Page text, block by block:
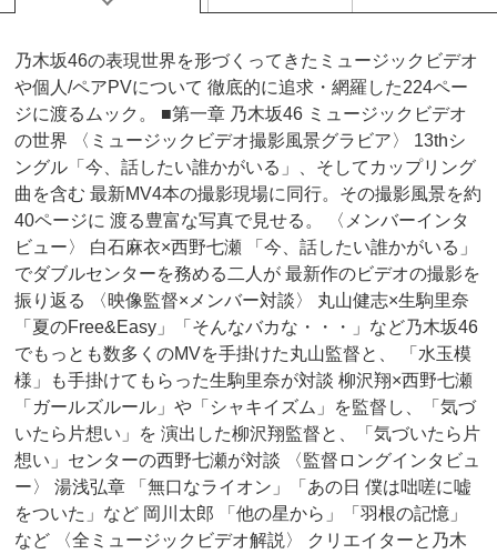
乃木坂46の表現世界を形づくってきたミュージックビデオ
や個人/ペアPVについて 徹底的に追求・網羅した224ペー
ジに渡るムック。 ■第一章 乃木坂46 ミュージックビデオ
の世界 〈ミュージックビデオ撮影風景グラビア〉 13thシ
ングル「今、話したい誰かがいる」、そしてカップリング
曲を含む 最新MV4本の撮影現場に同行。その撮影風景を約
40ページに 渡る豊富な写真で見せる。 〈メンバーインタ
ビュー〉 白石麻衣×西野七瀬 「今、話したい誰かがいる」
でダブルセンターを務める二人が 最新作のビデオの撮影を
振り返る 〈映像監督×メンバー対談〉 丸山健志×生駒里奈
「夏のFree&Easy」「そんなバカな・・・」など乃木坂46
でもっとも数多くのMVを手掛けた丸山監督と、 「水玉模
様」も手掛けてもらった生駒里奈が対談 柳沢翔×西野七瀬
「ガールズルール」や「シャキイズム」を監督し、「気づ
いたら片想い」を 演出した柳沢翔監督と、「気づいたら片
想い」センターの西野七瀬が対談 〈監督ロングインタビュ
ー〉 湯浅弘章 「無口なライオン」「あの日 僕は咄嗟に嘘
をついた」など 岡川太郎 「他の星から」「羽根の記憶」
など 〈全ミュージックビデオ解説〉 クリエイターと乃木